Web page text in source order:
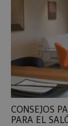
CONSEJOS
PARA EL